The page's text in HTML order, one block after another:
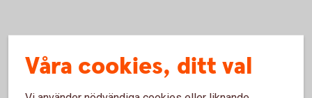
Våra cookies, ditt val